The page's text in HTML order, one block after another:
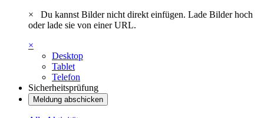
×
Du kannst Bilder nicht direkt einfügen. Lade Bilder hoch
oder lade sie von einer URL.
×
Desktop
Tablet
Telefon
Sicherheitsprüfung
Meldung abschicken